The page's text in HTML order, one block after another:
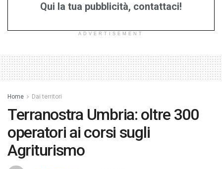
Qui la tua pubblicità, contattaci!
ADVERTISEMENT
Home Dai territori
Terranostra Umbria: oltre 300
operatori ai corsi sugli
Agriturismo